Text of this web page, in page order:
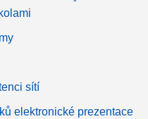
sítí
elektronické prezentace